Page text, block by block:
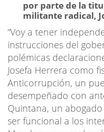
por parte de la
militante radical,
“Voy a tener
instrucciones del
polémicas
Josefa Herrera como
Anticorrupción, un
desempeñado con
Quintana, un
ser funcional a los